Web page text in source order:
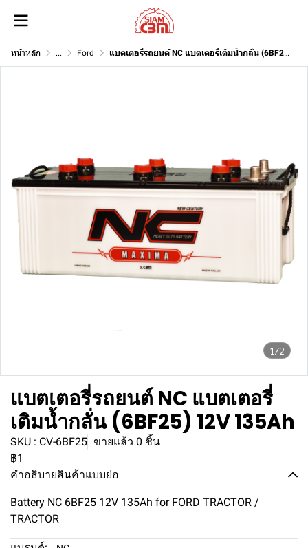
หน้าหลัก ... Ford แบตเตอรี่รถยนต์ NC แบตเตอรี่เติมน้ำกลั่น (6BF25) 12V 135Ah
1/2
แบตเตอรี่รถยนต์ NC แบตเตอรี่
เติมน้ำกลั่น (6BF25) 12V 135Ah
SKU : CV-6BF25 ขายแล้ว 0 ชิ้น
฿1
คำอธิบายสินค้าแบบย่อ
Battery NC 6BF25 12V 135Ah for FORD TRACTOR /
TRACTOR